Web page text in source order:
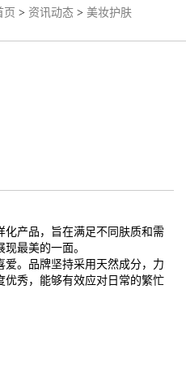
页 > 资讯动态> 美妆护肤
化产品，旨在满足不同肤质和需
最美的一面。
。品牌坚持采用天然成分，力
优秀，能够有效应对日常的繁忙